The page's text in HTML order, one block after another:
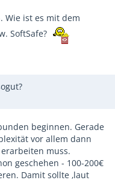
Wie ist es mit dem
SoftSafe?
beginnen. Gerade
vor allem dann
muss.
geschehen - 100-200€
Damit sollte ‚laut